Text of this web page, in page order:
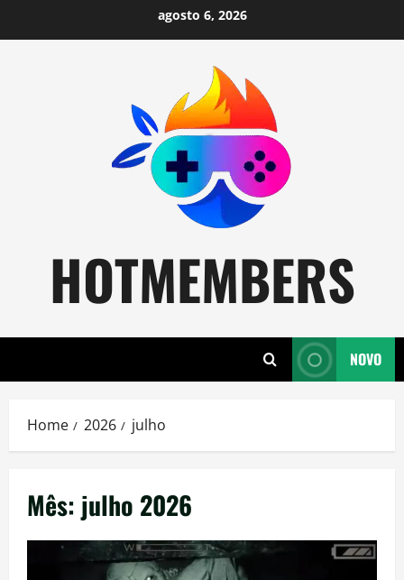
to
agosto 6, 2026
HOTMEMBERS
NOVO
Home 2026 julho
Mês: julho 2026